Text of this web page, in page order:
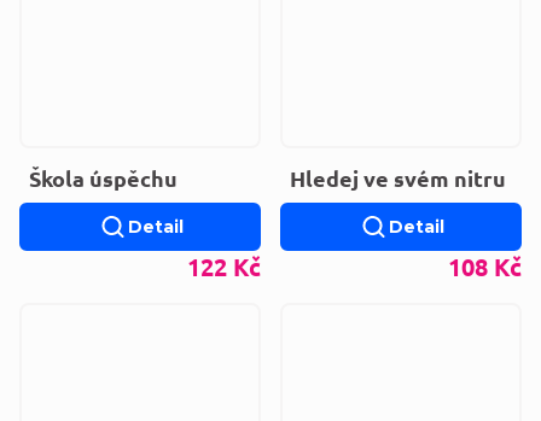
Škola úspěchu
122 Kč
Detail
Hledej ve svém nitru
108 Kč
Detail